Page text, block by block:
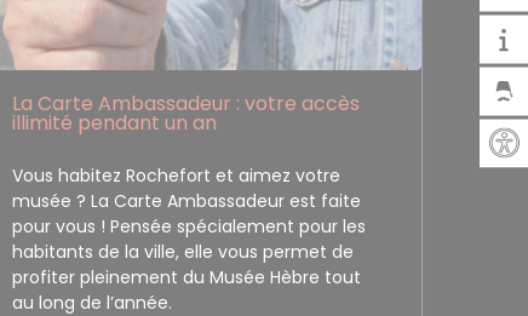
La Carte Ambassadeur : votre accès
illimité pendant un an
Vous habitez Rochefort et aimez votre
musée ? La Carte Ambassadeur est faite
pour vous ! Pensée spécialement pour les
habitants de la ville, elle vous permet de
profiter pleinement du Musée Hèbre tout
au long de l’année.